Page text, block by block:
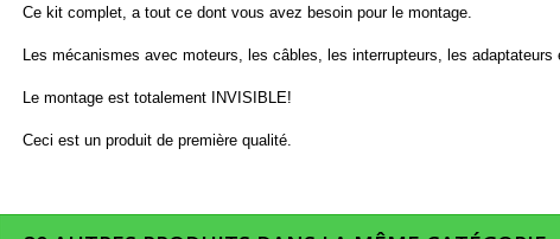
Ce kit complet, a tout ce dont vous avez besoin pour le montage.
Les mécanismes avec moteurs, les câbles, les interrupteurs, les adaptateurs
Le montage est totalement INVISIBLE!
Ceci est un produit de première qualité.